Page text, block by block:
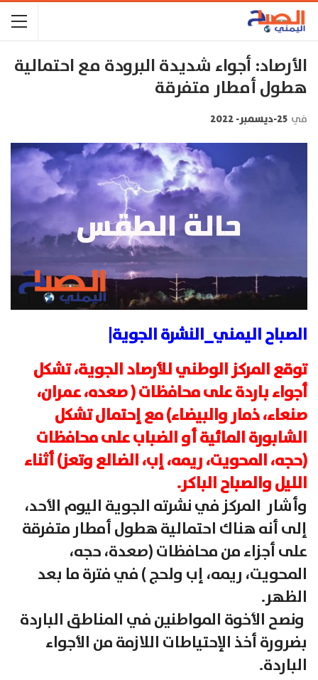
الأرصاد: أجواء شديدة البرودة مع احتمالية
هطول أمطار متفرقة
في 25-ديسمبر- 2022
الصباح اليمني_النشرة الجوية|
توقع المركز الوطني للأرصاد الجوية، تشكل
أجواء باردة على محافظات ( صعده، عمران،
صنعاء، ذمار والبيضاء) مع إحتمال تشكل
الشابورة المائية أو الضباب على محافظات
(حجه، المحويت، ريمه، إب، الضالع وتعز) أثناء
الليل والصباح الباكر.
وأشار المركز في نشرته الجوية اليوم الأحد،
إلى أنه هناك احتمالية هطول أمطار متفرقة
على أجزاء من محافظات (صعدة، حجه،
المحويت، ريمه، إب ولحج ) في فترة ما بعد
الظهر.
ونصح الأخوة المواطنين في المناطق الباردة
بضرورة أخذ الإحتياطات اللازمة من الأجواء
الباردة.